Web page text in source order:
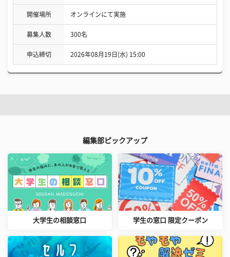
開催場所 オンラインにて実施
募集人数 300名
申込締切 2026年08月19日(水) 15:00
編集部ピックアップ
大学生の相談窓口 学生の窓口 限定クーポン